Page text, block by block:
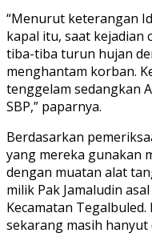
“Menurut keterangan
kapal itu, saat kejadian
tiba-tiba turun hujan
menghantam korban.
tenggelam sedangkan
SBP,” paparnya.
Berdasarkan
yang mereka gunakan
dengan muatan alat
milik Pak Jamaludin
Kecamatan
sekarang masih hanyut